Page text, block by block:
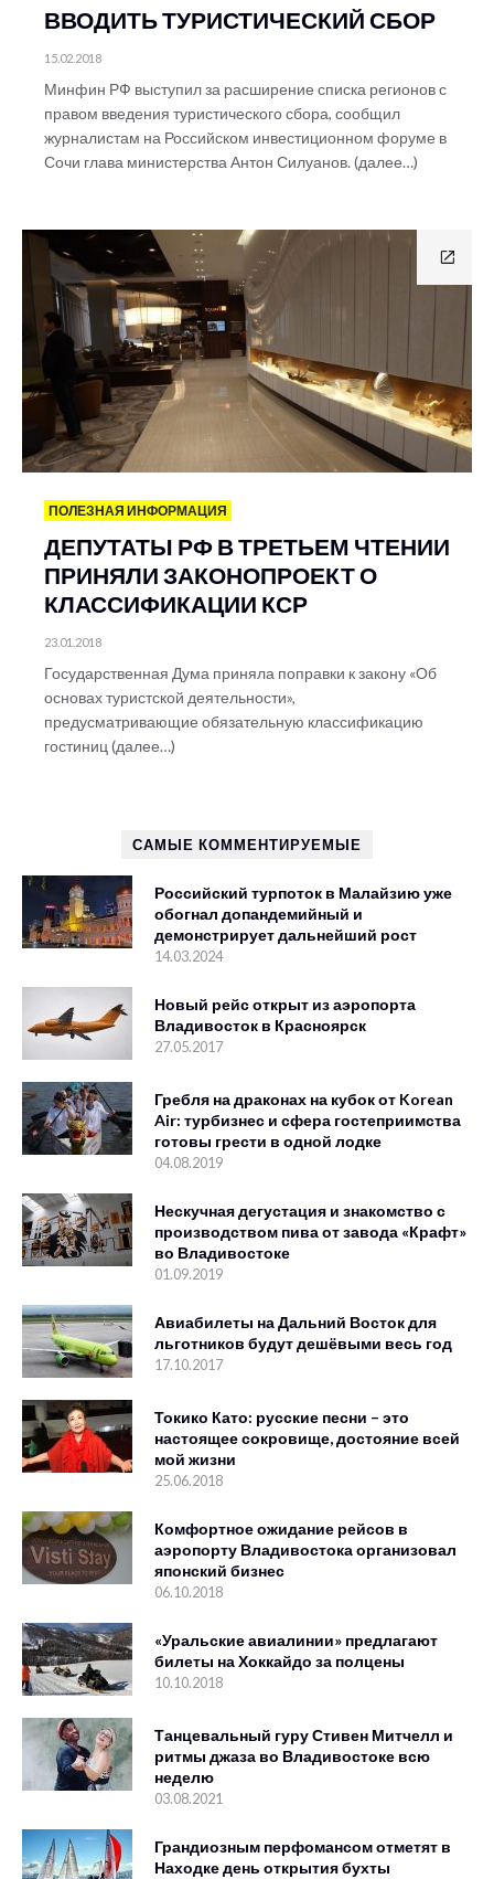
ВВОДИТЬ ТУРИСТИЧЕСКИЙ СБОР
15.02.2018
Минфин РФ выступил за расширение списка регионов с
правом введения туристического сбора, сообщил
журналистам на Российском инвестиционном форуме в
Сочи глава министерства Антон Силуанов. (далее…)
ПОЛЕЗНАЯ ИНФОРМАЦИЯ
ДЕПУТАТЫ РФ В ТРЕТЬЕМ ЧТЕНИИ
ПРИНЯЛИ ЗАКОНОПРОЕКТ О
КЛАССИФИКАЦИИ КСР
23.01.2018
Государственная Дума приняла поправки к закону «Об
основах туристской деятельности»,
предусматривающие обязательную классификацию
гостиниц (далее…)
САМЫЕ КОММЕНТИРУЕМЫЕ
Российский турпоток в Малайзию уже
обогнал допандемийный и
демонстрирует дальнейший рост
14.03.2024
Новый рейс открыт из аэропорта
Владивосток в Красноярск
27.05.2017
Гребля на драконах на кубок от Korean
Air: турбизнес и сфера гостеприимства
готовы грести в одной лодке
04.08.2019
Нескучная дегустация и знакомство с
производством пива от завода «Крафт»
во Владивостоке
01.09.2019
Авиабилеты на Дальний Восток для
льготников будут дешёвыми весь год
17.10.2017
Токико Като: русские песни – это
настоящее сокровище, достояние всей
мой жизни
25.06.2018
Комфортное ожидание рейсов в
аэропорту Владивостока организовал
японский бизнес
06.10.2018
«Уральские авиалинии» предлагают
билеты на Хоккайдо за полцены
10.10.2018
Танцевальный гуру Стивен Митчелл и
ритмы джаза во Владивостоке всю
неделю
03.08.2021
Грандиозным перфомансом отметят в
Находке день открытия бухты